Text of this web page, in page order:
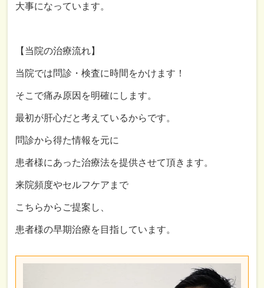
大事になっています。
【当院の治療流れ】
当院では問診・検査に時間をかけます！
そこで痛み原因を明確にします。
最初が肝心だと考えているからです。
問診から得た情報を元に
患者様にあった治療法を提供させて頂きます。
来院頻度やセルフケアまで
こちらからご提案し、
患者様の早期治療を目指しています。